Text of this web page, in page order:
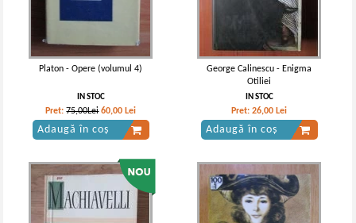
Platon - Opere (volumul 4)
IN STOC
Pret:75,00Lei 60,00 Lei
Adaugă în coș
George Calinescu - Enigma
Otiliei
IN STOC
Pret:26,00 Lei
Adaugă în coș